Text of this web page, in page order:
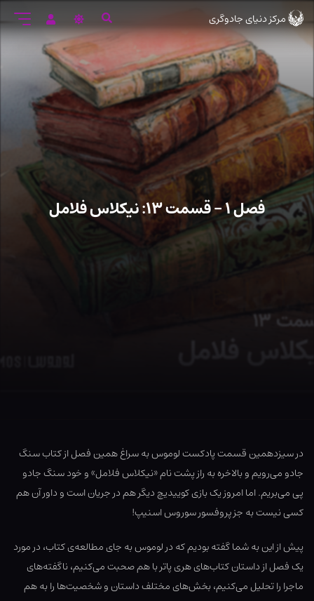
ورود
به
متن
مرکز دنیای جادوگری
فصل ۱ – قسمت ۱۳: نیکلاس فلامل
در سیزدهمین قسمت پادکست لوموس به سراغ همین فصل از کتاب سنگ
جادو می‌رویم و بالاخره به راز پشت نام «نیکلاس فلامل» و خود سنگ جادو
پی می‌بریم. اما امروز یک بازی کوییدیچ دیگر هم در جریان است و داور آن هم
کسی نیست به جز پروفسور سوروس اسنیپ!
پیش از این به شما گفته بودیم که در لوموس به جای مطالعه‌ی کتاب، در مورد
یک فصل از داستان کتاب‌های هری پاتر با هم صحبت می‌کنیم، ناگفته‌های
ماجرا را تحلیل می‌کنیم، بخش‌های مختلف داستان و شخصیت‌ها را به هم